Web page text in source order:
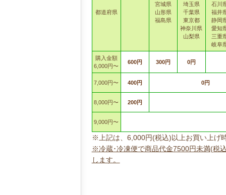
都道府県
宮城県
山形県
福島県
埼玉県
千葉県
東京都
神奈川県
山梨県
石川
福井
静岡
愛知
三重
岐阜
購入金額
6,000円〜
600円 300円 0円
7,000円〜 400円 0円
8,000円〜 200円
9,000円〜
※上記は、6,000円(税込)以上お買い上げ
※冷蔵･冷凍便で商品代金7500円未満(税
します。